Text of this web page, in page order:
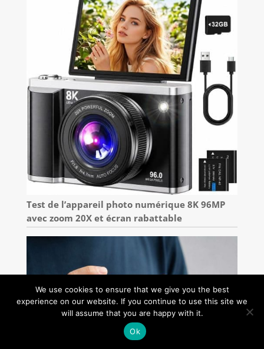
Test de l’appareil photo numérique 8K 96MP
avec zoom 20X et écran rabattable
We use cookies to ensure that we give you the best
experience on our website. If you continue to use this site we
will assume that you are happy with it.
Ok